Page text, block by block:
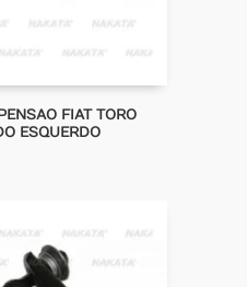
FIAT TORO
ESQUERDO